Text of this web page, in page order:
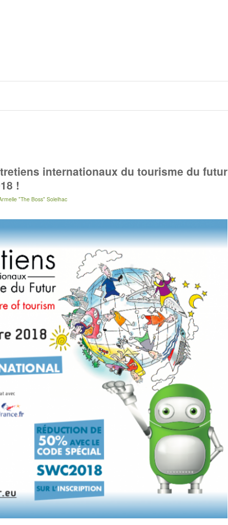
internationaux du tourisme du futur
!
"The Boss" Solelhac